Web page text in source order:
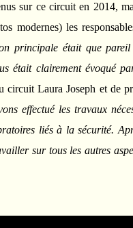
sur ce circuit en 2014,
modernes) les
principale était que
était clairement évoqué
circuit Laura Joseph et de
effectué les travaux
liés à la sécurité.
sur tous les autres